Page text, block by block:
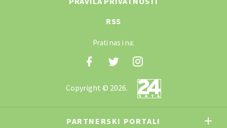
RSS
Prati nas i na:
Copyright © 2026.
PARTNERSKI PORTALI